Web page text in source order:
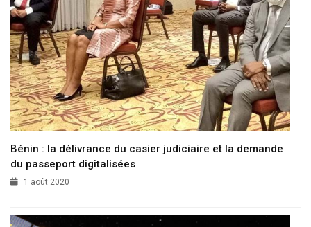
Bénin : la délivrance du casier judiciaire et la demande
du passeport digitalisées
1 août 2020